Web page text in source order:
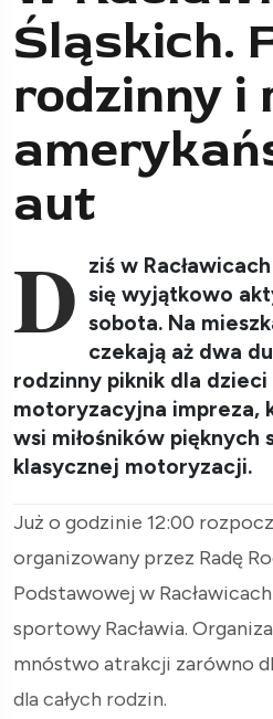
Śląskich.
rodzinny i
aut
D ziś w
się wyjątkowo
sobota. Na
czekają aż dwa
rodzinny piknik dla
motoryzacyjna impreza,
wsi miłośników pięknych
klasycznej motoryzacji.
Już o godzinie 12:00
organizowany przez Radę
Podstawowej w
sportowy Racławia.
mnóstwo atrakcji zarówno
dla całych rodzin.